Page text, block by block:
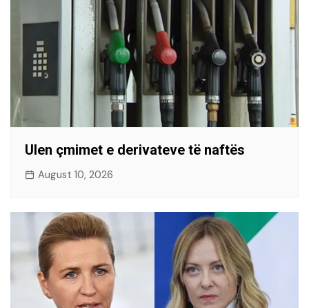
Ulen çmimet e derivateve të naftës
August 10, 2026